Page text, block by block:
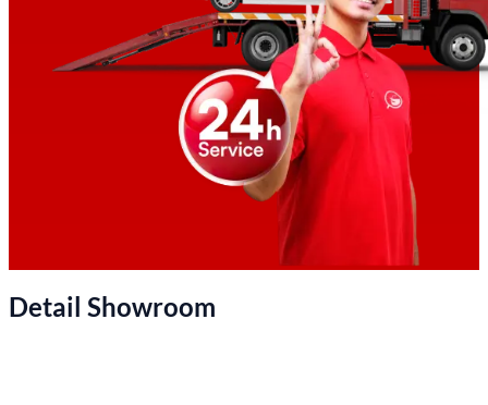
Detail Showroom